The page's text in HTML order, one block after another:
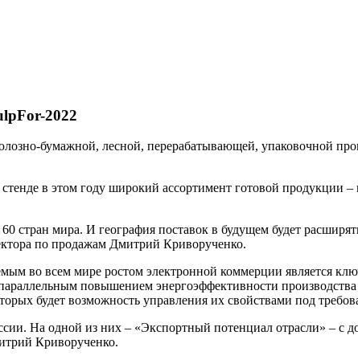
2022
бумажной, лесной, перерабатывающей, упаковочной
в этом году широкий ассортимент готовой продукции –
стран мира. И география поставок в будущем будет
по продажам Дмитрий Криворученко.
во всем мире ростом электронной коммерции является
повышением энергоэффективности
будет возможность управления их свойствами под
На одной из них – «Экспортный потенциал отрасли» – с
Криворученко.